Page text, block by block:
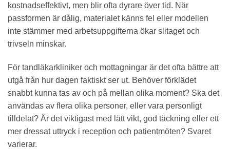
kostnadseffektivt, men blir ofta dyrare över tid. När
passformen är dålig, materialet känns fel eller modellen
inte stämmer med arbetsuppgifterna ökar slitaget och
trivseln minskar.
För tandläkarkliniker och mottagningar är det ofta bättre att
utgå från hur dagen faktiskt ser ut. Behöver förklädet
snabbt kunna tas av och på mellan olika moment? Ska det
användas av flera olika personer, eller vara personligt
tilldelat? Är det viktigast med lätt vikt, god täckning eller ett
mer dressat uttryck i reception och patientmöten? Svaret
varierar.